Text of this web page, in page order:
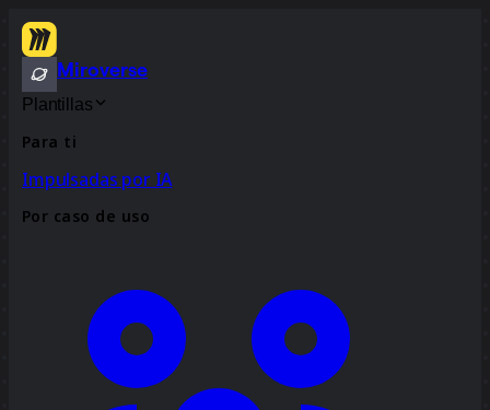
Miroverse
Plantillas
Para ti
Impulsadas por IA
Por caso de uso